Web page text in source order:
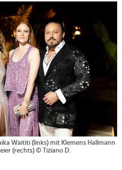
Waititi (links) mit Klemens Hallmann
(rechts) © Tiziano D.